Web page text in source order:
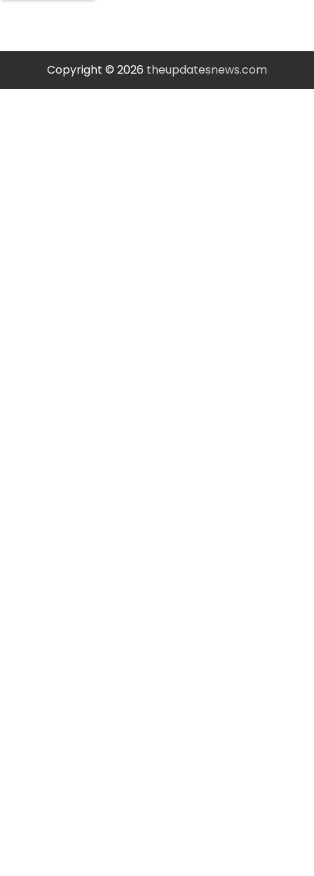
Copyright © 2026 theupdatesnews.com